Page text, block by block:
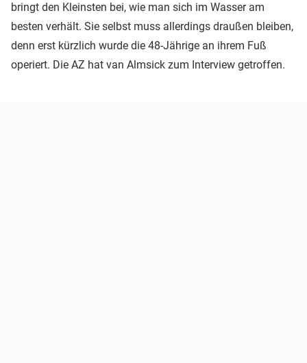
bringt den Kleinsten bei, wie man sich im Wasser am
besten verhält. Sie selbst muss allerdings draußen bleiben,
denn erst kürzlich wurde die 48-Jährige an ihrem Fuß
operiert. Die AZ hat van Almsick zum Interview getroffen.